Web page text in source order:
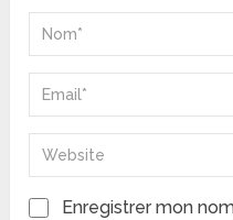
Enregistrer mon